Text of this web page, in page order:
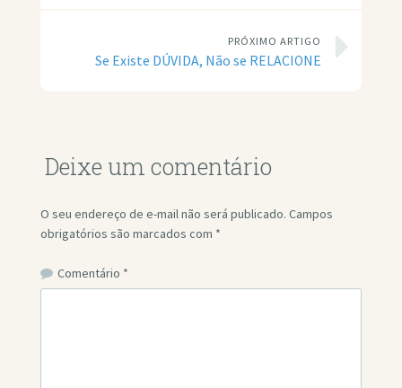
PRÓXIMO ARTIGO
Se Existe DÚVIDA, Não se RELACIONE
Deixe um comentário
O seu endereço de e-mail não será publicado. Campos
obrigatórios são marcados com *
Comentário *